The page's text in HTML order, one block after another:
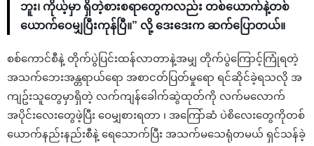
ဘူး၊ ကိုယ့်မှာ ရှိတဲ့စားစရာတွေကလည်း တစ်ယောက်နဲ့တစ်
ယောက်ဝေမျှပြီးကုန်ပြီ။” လို့ ဒေးဒေးက ဆက်ပြောတယ်။
စစ်ကောင်စီနဲ့ တိုက်ပွဲပြင်းထန်လာတာနဲ့အမျှ တိုက်ပွဲကြောင့်ကြုံရတဲ့
အသက်ဘေးအန္တရာယ်ရော အစာငတ်ပြတ်မှုရော ရင်ဆိုင်ခဲ့ရသလို အ
ကျဥ်းသူတွေမှာရှိတဲ့ လက်ကျန်ခေါက်ဆွဲထုတ်ကို လက်မလောက်
အပိုင်းလေးတွေဖဲ့ပြီး ဝေမျှစားရတာ ၊ အကြော်ဆံ ပဲစိလေးတွေကိုတစ်
ယောက်နည်းနည်းစီနဲ့ ရေသောက်ပြီး အသက်မသေရုံတမယ် ရှင်သန်ခဲ့